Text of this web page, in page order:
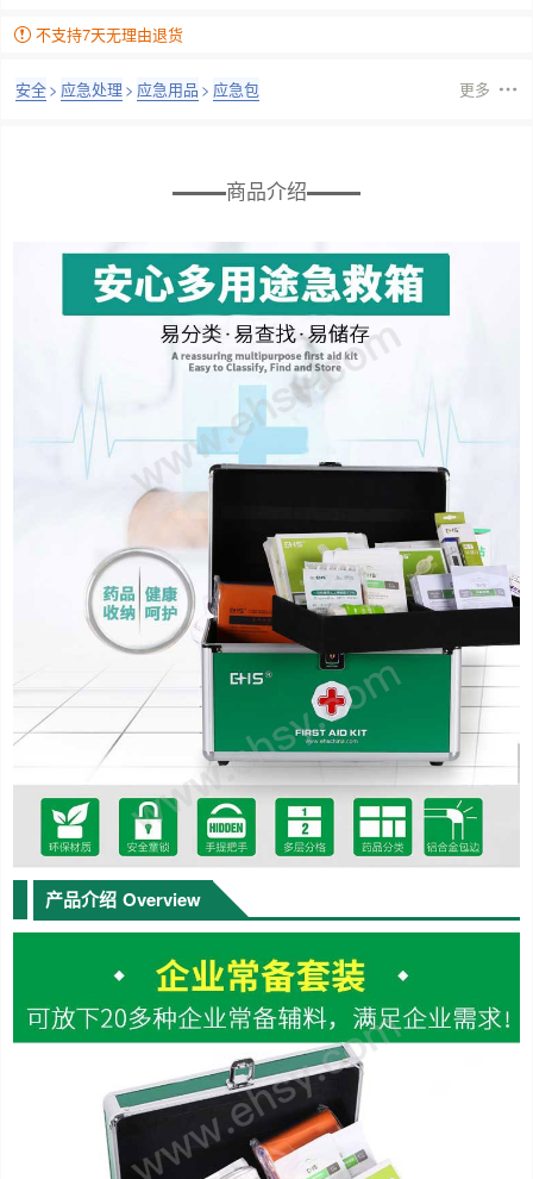
不支持7天无理由退货
安全> 应急处理 > 应急用品 > 应急包 更多
商品介绍
产品介绍 Overview